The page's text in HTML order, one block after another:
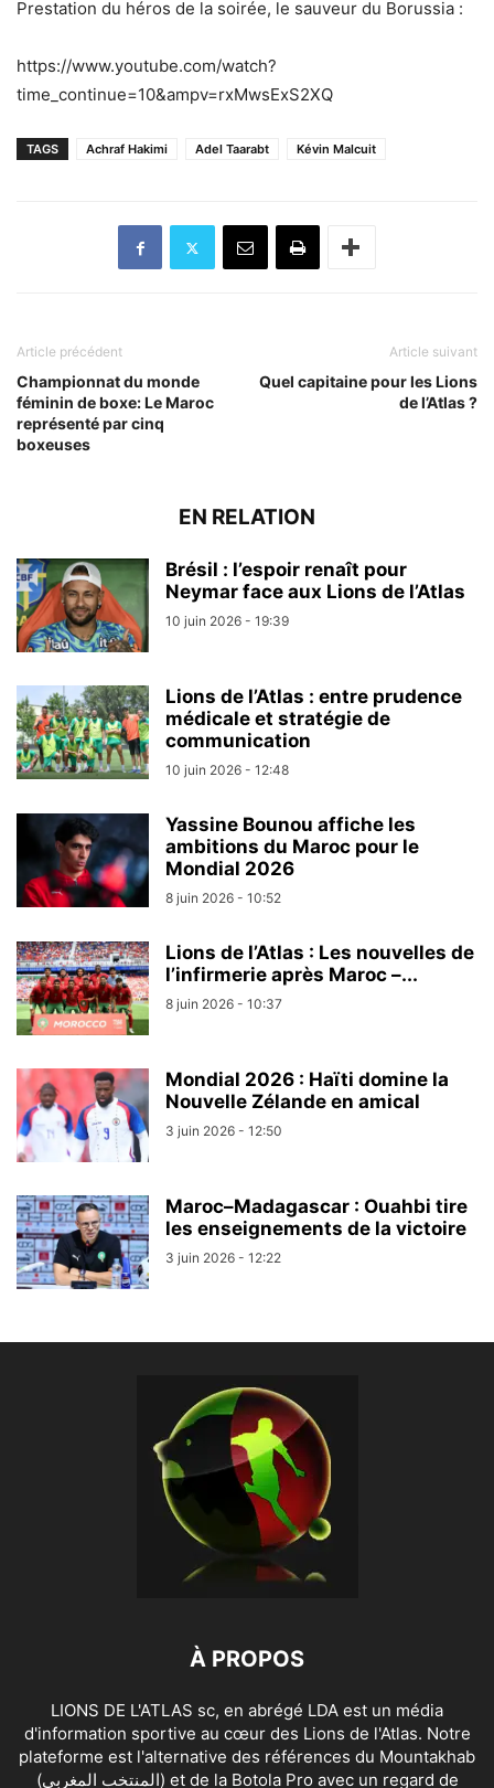
Prestation du héros de la soirée, le sauveur du Borussia :
https://www.youtube.com/watch?
time_continue=10&ampv=rxMwsExS2XQ
TAGS Achraf Hakimi Adel Taarabt Kévin Malcuit
Article précédent
Championnat du monde
féminin de boxe: Le Maroc
représenté par cinq
boxeuses
Article suivant
Quel capitaine pour les Lions
de l’Atlas ?
EN RELATION
Brésil : l’espoir renaît pour
Neymar face aux Lions de l’Atlas
10 juin 2026 - 19:39
Lions de l’Atlas : entre prudence
médicale et stratégie de
communication
10 juin 2026 - 12:48
Yassine Bounou affiche les
ambitions du Maroc pour le
Mondial 2026
8 juin 2026 - 10:52
Lions de l’Atlas : Les nouvelles de
l’infirmerie après Maroc –...
8 juin 2026 - 10:37
Mondial 2026 : Haïti domine la
Nouvelle Zélande en amical
3 juin 2026 - 12:50
Maroc–Madagascar : Ouahbi tire
les enseignements de la victoire
3 juin 2026 - 12:22
À PROPOS
LIONS DE L'ATLAS sc, en abrégé LDA est un média
d'information sportive au cœur des Lions de l'Atlas. Notre
plateforme est l'alternative des références du Mountakhab
(المنتخب المغربي) et de la Botola Pro avec un regard de